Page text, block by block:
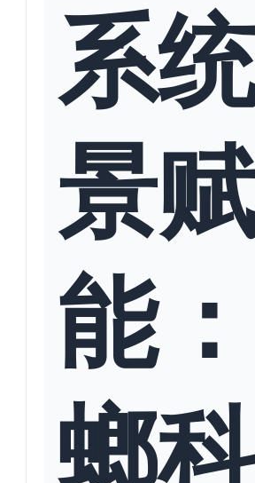
系
景
能
螂